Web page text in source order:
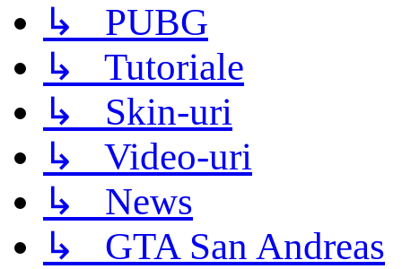
↳ PUBG
↳ Tutoriale
↳ Skin-uri
↳ Video-uri
↳ News
↳ GTA San Andreas